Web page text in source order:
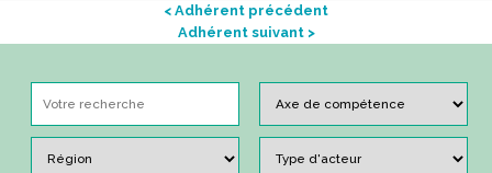
< Adhérent précédent
Adhérent suivant >